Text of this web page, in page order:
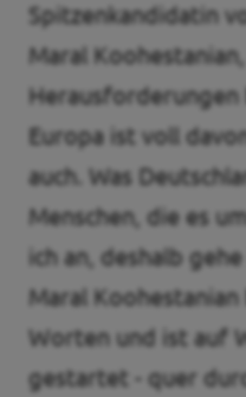
Spitzenkandidatin
Maral
Herausforderungen
Europa ist voll
auch. Was
Menschen, die es
ich an, deshalb
Maral
Worten und ist auf
gestartet - quer